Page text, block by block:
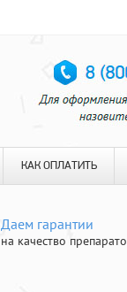
КАК ОПЛАТИТЬ
Даем гарантии
на качество